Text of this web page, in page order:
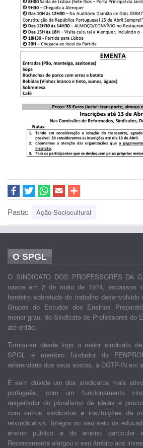
Pasta: Ação Sociocultural
O SPGL
O SINDICATO DOS PROFESSORES DA
nasce em 2 de maio de 1974, escassos
herdeiro sobretudo do trabalho
Grupos de Estudos dos Ensinos
menor grau, do Sindicato de Professores do
até então.
Tornou-se desde logo o maior sindicato
SPGL é membro fundador da
referendária dos seus sócios, à CGTP-IN em
É sem dúvida um dos sindicatos mais
português, com um funcionamento
respeitador do pluralismo de ideias e
com outros sindicatos e instituições de
reivindicativa. Integra no seu seio os
ensino público e do ensino particular
Recentemente alargou o seu âmbito aos